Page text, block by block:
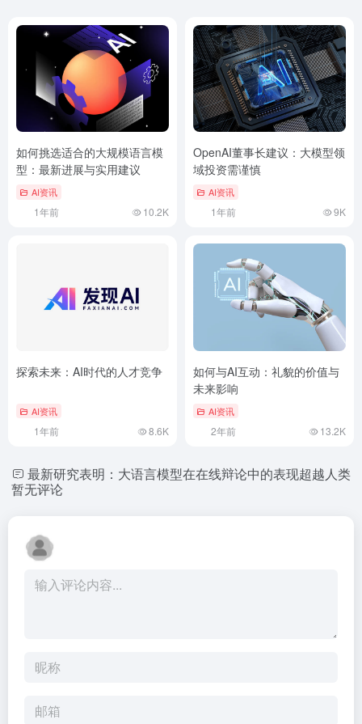
如何挑选适合的大规模语言模
型：最新进展与实用建议
AI资讯
1年前 10.2K
OpenAI董事长建议：大模型领
域投资需谨慎
AI资讯
1年前 9K
探索未来：AI时代的人才竞争
AI资讯
1年前 8.6K
如何与AI互动：礼貌的价值与
未来影响
AI资讯
2年前 13.2K
最新研究表明：大语言模型在在线辩论中的表现超越人类
暂无评论